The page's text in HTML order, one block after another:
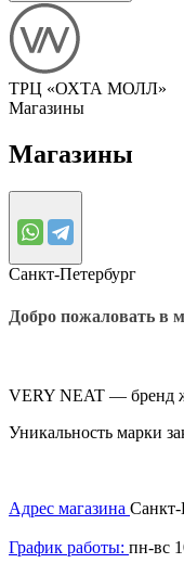
ТРЦ «ОХТА МОЛЛ»
Магазины
Магазины
Санкт-Петербург
Добро пожаловать
VERY NEAT — бренд
Уникальность марки
Адрес магазина Санкт-
График работы: пн-вс